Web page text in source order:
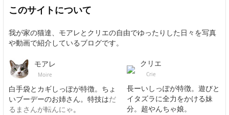
このサイトについて
我が家の猫達、モアレとクリエの自由でゆったりした日々を写真
や動画で紹介しているブログです。
モアレ
Moire
白手袋とカギしっぽが特徴。ちょ
いブーデーのお姉さん。特技はだ
るまさんが転んにゃ。
クリエ
Crie
長ーいしっぽが特徴。遊びと
イタズラに全力をかける妹
分。超やんちゃ娘。